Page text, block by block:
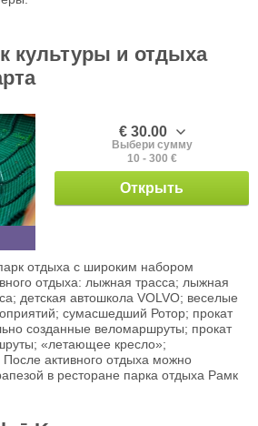
культуры и отдыха
€ 30.00
Выбери сумму
10 - 300 €
Открыть
отдыха с широким набором
отдыха: лыжная трасса; лыжная
детская автошкола VOLVO; веселые
сумасшедший Ротор; прокат
созданные веломаршруты; прокат
«летающее кресло»;
активного отдыха можно
в ресторане парка отдыха Рамк